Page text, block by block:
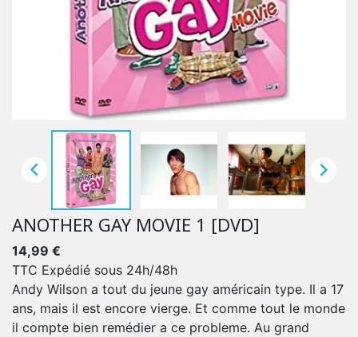
 
ANOTHER GAY MOVIE 1 [DVD]
14,99 €
TTC Expédié sous 24h/48h
Andy Wilson a tout du jeune gay américain type. Il a 17
ans, mais il est encore vierge. Et comme tout le monde
il compte bien remédier a ce probleme. Au grand